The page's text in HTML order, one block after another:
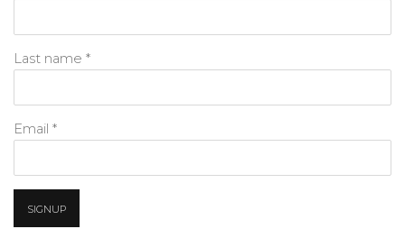
Last name *
Email *
SIGNUP